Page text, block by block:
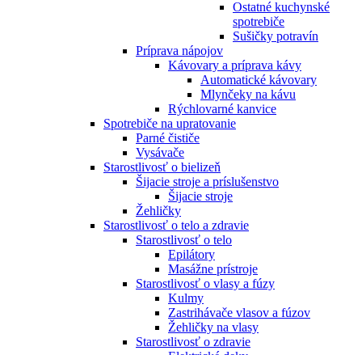
Ostatné kuchynské
spotrebiče
Sušičky potravín
Príprava nápojov
Kávovary a príprava kávy
Automatické kávovary
Mlynčeky na kávu
Rýchlovarné kanvice
Spotrebiče na upratovanie
Parné čističe
Vysávače
Starostlivosť o bielizeň
Šijacie stroje a príslušenstvo
Šijacie stroje
Žehličky
Starostlivosť o telo a zdravie
Starostlivosť o telo
Epilátory
Masážne prístroje
Starostlivosť o vlasy a fúzy
Kulmy
Zastrihávače vlasov a fúzov
Žehličky na vlasy
Starostlivosť o zdravie